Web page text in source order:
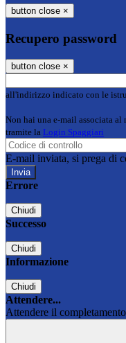
button close ×
Recupero password
button close ×
all'indirizzo indicato con le
Non hai una e-mail associata al
tramite la Login Spaggiari
E-mail inviata, si prega di
Errore
Chiudi
Successo
Chiudi
Informazione
Chiudi
Attendere...
Attendere il